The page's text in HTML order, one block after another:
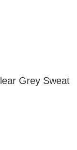
Grey Sweat